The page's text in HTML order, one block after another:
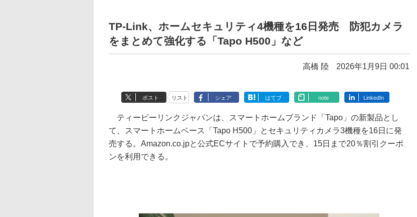
TP-Link、ホームセキュリティ4機種を16日発売 防犯カメラ
をまとめて強化する「Tapo H500」など
高橋 陸 2026年1月9日 00:01
ポスト リスト シェア はてブ note LinkedIn
ティーピーリンクジャパンは、スマートホームブランド「Tapo」の新製品とし
て、スマートホームベース「Tapo H500」とセキュリティカメラ3機種を16日に発
売する。Amazon.co.jpと公式ECサイトで予約購入でき、15日まで20％割引クーポ
ンを利用できる。